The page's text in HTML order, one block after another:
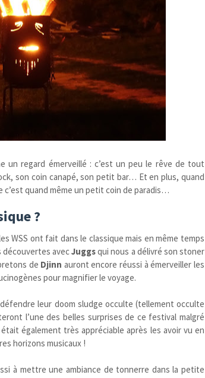
un regard émerveillé : c’est un peu le rêve de tout
son coin canapé, son petit bar… Et en plus, quand
c’est quand même un petit coin de paradis…
?
WSS ont fait dans le classique mais en même temps
découvertes avecJuggsqui nous a délivré son stoner
de Djinn auront encore réussi à émerveiller les
pour magnifier le voyage.
défendre leur doom sludge occulte (tellement occulte
l’une des belles surprises de ce festival malgré
également très appréciable après les avoir vu en
horizons musicaux !
à mettre une ambiance de tonnerre dans la petite